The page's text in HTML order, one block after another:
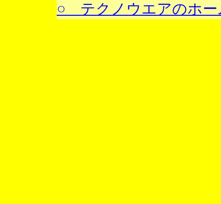
○ テクノウエアのホー